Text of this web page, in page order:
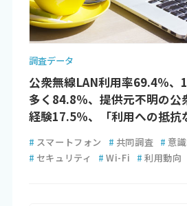
調査データ
公衆無線LAN利用率69.4％、
多く84.8％、提供元不明の公
経験17.5％、「利用への抵抗
# スマートフォン # 共同調査 # 意
# セキュリティ # Wi-Fi # 利用動向